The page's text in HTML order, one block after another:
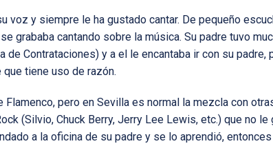
voz y siempre le ha gustado cantar. De pequeño
grababa cantando sobre la música. Su padre tuvo
de Contrataciones) y a el le encantaba ir con su padre,
tiene uso de razón.
Flamenco, pero en Sevilla es normal la mezcla con
(Silvio, Chuck Berry, Jerry Lee Lewis, etc.) que no
a la oficina de su padre y se lo aprendió,